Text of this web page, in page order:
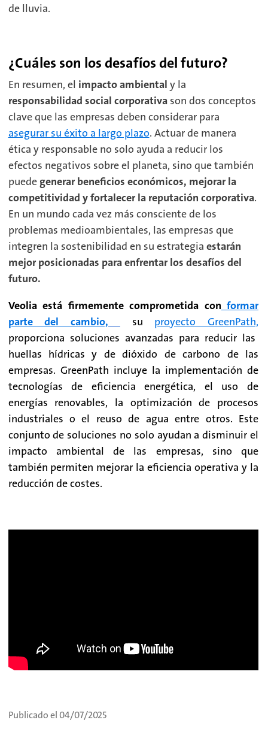
de lluvia.
¿Cuáles son los desafíos del futuro?
En resumen, el impacto ambiental y la
responsabilidad social corporativason dos conceptos
clave que las empresas deben considerar para
asegurar su éxito a largo plazo. Actuar de manera
ética y responsable no solo ayuda a reducir los
efectos negativos sobre el planeta, sino que también
puede generar beneficios económicos, mejorar la
competitividad y fortalecer la reputación corporativa.
En un mundo cada vez más consciente de los
problemas medioambientales, las empresas que
integren la sostenibilidad en su estrategia estarán
mejor posicionadas para enfrentar los desafíos del
futuro.
Veolia está firmemente comprometida con formar
parte del cambio,
su proyecto GreenPath,
proporciona soluciones avanzadas para reducir las
huellas hídricas y de dióxido de carbono de las
empresas. GreenPath incluye la implementación de
tecnologías de eficiencia energética, el uso de
energías renovables, la optimización de procesos
industriales o el reuso de agua entre otros. Este
conjunto de soluciones no solo ayudan a disminuir el
impacto ambiental de las empresas, sino que
también permiten mejorar la eficiencia operativa y la
reducción de costes.
Publicado el 04/07/2025